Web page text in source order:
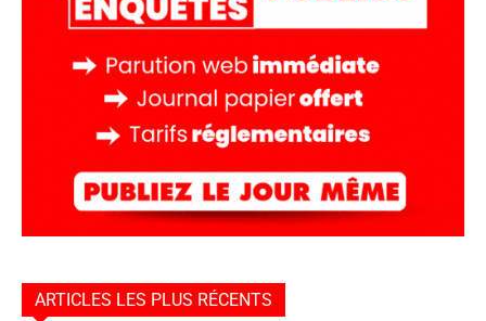
ARTICLES LES PLUS RÉCENTS